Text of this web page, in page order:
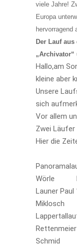
viele Jahre!
Europa
Der Lauf
„Archivator“
Hallo,am
kleine aber
Unsere
sich
Vor allem
Zwei
Hier die
Name
Wörle
Launer
Miklosch
Schmid